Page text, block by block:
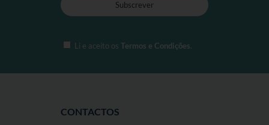
Li e aceito os Termos e Condições.
CONTACTOS